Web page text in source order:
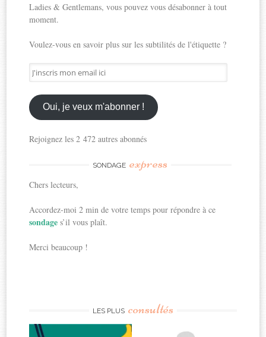
Ladies & Gentlemans, vous pouvez vous désabonner à tout
moment.
Voulez-vous en savoir plus sur les subtilités de l'étiquette ?
J'inscris
mon
email
ici
Oui, je veux m'abonner !
Rejoignez les 2 472 autres abonnés
SONDAGE express
Chers lecteurs,
Accordez-moi 2 min de votre temps pour répondre à ce
sondages’il vous plaît.
Merci beaucoup !
LES PLUS consultés